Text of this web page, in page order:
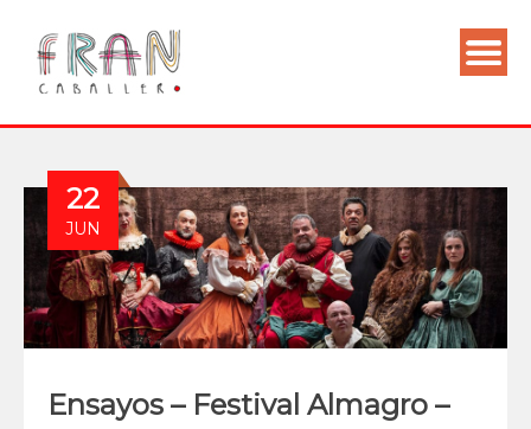
22
JUN
Ensayos – Festival Almagro –